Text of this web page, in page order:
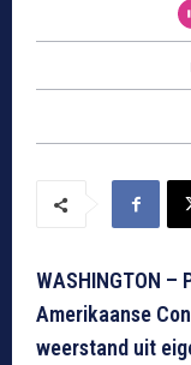
WASHINGTON
Amerikaanse
weerstand uit